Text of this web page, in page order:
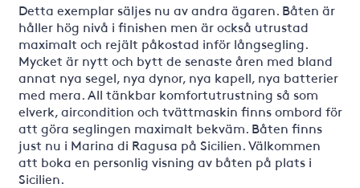
Detta exemplar säljes nu av andra ägaren. Båten är
håller hög nivå i finishen men är också utrustad
maximalt och rejält påkostad inför långsegling.
Mycket är nytt och bytt de senaste åren med bland
annat nya segel, nya dynor, nya kapell, nya batterier
med mera. All tänkbar komfortutrustning så som
elverk, aircondition och tvättmaskin finns ombord för
att göra seglingen maximalt bekväm. Båten finns
just nu i Marina di Ragusa på Sicilien. Välkommen
att boka en personlig visning av båten på plats i
Sicilien.